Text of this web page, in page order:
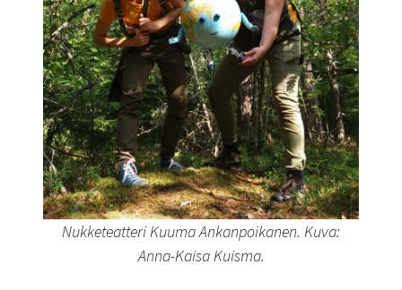
Nukketeatteri Kuuma Ankanpoikanen. Kuva:
Anna-Kaisa Kuisma.